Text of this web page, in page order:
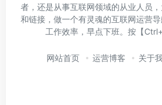
者，还是从事互联网领域的从业人员
和链接，做一个有灵魂的互联网运营
工作效率，早点下班。按【
网站首页 运营博客 关于